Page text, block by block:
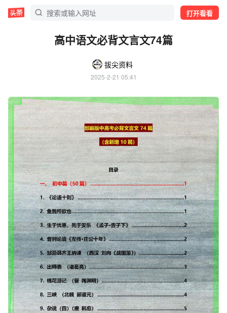
打开看看
高中语文必背文言文74篇
拔尖资料
2025-2-21 05:41